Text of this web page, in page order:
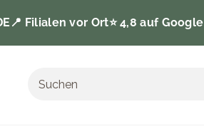
📍 Filialen vor Ort⭐️ 4,8 auf Google